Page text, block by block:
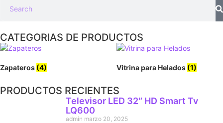
CATEGORIAS DE PRODUCTOS
Zapateros (4) Vitrina para Helados (1)
PRODUCTOS RECIENTES
Televisor LED 32″ HD Smart Tv
LQ600
admin marzo 20, 2025